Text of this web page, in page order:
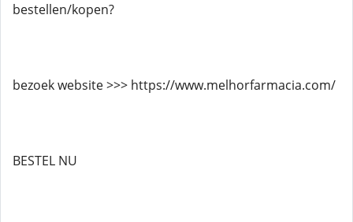
bestellen/kopen?
bezoek website >>> https://www.melhorfarmacia.com/
BESTEL NU